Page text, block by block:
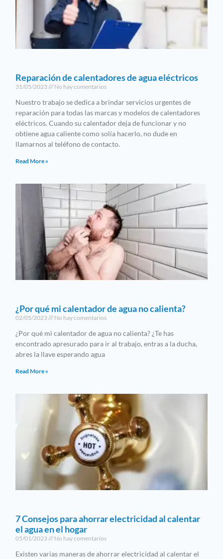
Reparación de calentadores de agua eléctricos
31/05/2023 No hay comentarios
Nuestro trabajo se dedica a brindar servicios urgentes de
reparación para todas las marcas y modelos de calentadores
eléctricos. Cuando su calentador deja de funcionar y no
obtiene agua caliente como solía hacerlo, no dude en
llamarnos al teléfono de contacto.
Read More »
¿Por qué mi calentador de agua no calienta?
02/05/2023 No hay comentarios
¿Por qué mi calentador de agua no calienta? ¿Te has
encontrado apresurado para ir al trabajo, entras a la ducha,
abres la llave esperando agua
Read More »
7 Consejos para ahorrar electricidad al calentar
el agua en el hogar
05/01/2023 No hay comentarios
Existen varias maneras de ahorrar electricidad al calentar el